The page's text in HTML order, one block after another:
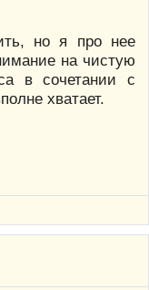
но я про нее
на чистую
в сочетании с
хватает.